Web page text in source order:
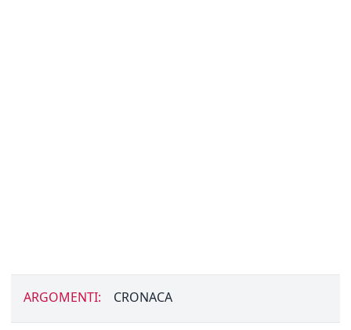
ARGOMENTI: CRONACA